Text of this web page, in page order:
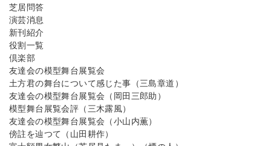
芝居問答
演芸消息
新刊紹介
役割一覧
倶楽部
友達会の模型舞台展覧会
土方君の舞台について感じた事（三島章道）
友達会の模型舞台展覧会（岡田三郎助）
模型舞台展覧会評（三木露風）
友達会の模型舞台展覧会（小山内薫）
傍註を辿つて（山田耕作）